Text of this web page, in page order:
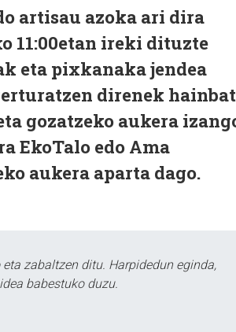
artisau azoka ari dira
11:00etan ireki dituzte
eta pixkanaka jendea
direnek hainbat
gozatzeko aukera
EkoTalo edo Ama
aukera aparta dago.
zabaltzen ditu. Harpidedun eginda,
babestuko duzu.